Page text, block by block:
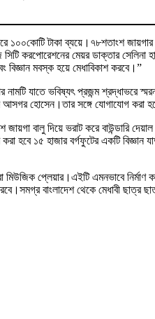
১০০কোটি টাকা ব্যয়ে।৭৮শতাংশ
করপোরেশনের মেয়র ডাক্তার
বিজ্ঞান মবস্ক হয়ে মেধাবিকাশ করবে।”
যাতে ভবিষ্যৎ প্রজন্ম শ্রদ্ধাভরে
আসগর হোসেন।তার সঙ্গে যোগাযোগ করা
দিয়ে ভরাট করে বাউন্ডারি দেয়াল
হবে ১৫ হাজার বর্গফুটের একটি
মিউজিক প্লেয়ার।এইটি এমনভাবে
বাংলাদেশ থেকে মেধাবী